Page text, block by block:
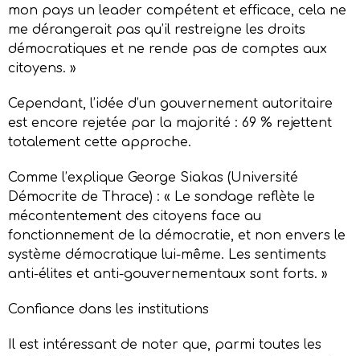
mon pays un leader compétent et efficace, cela ne
me dérangerait pas qu’il restreigne les droits
démocratiques et ne rende pas de comptes aux
citoyens. »
Cependant, l’idée d’un gouvernement autoritaire
est encore rejetée par la majorité : 69 % rejettent
totalement cette approche.
Comme l’explique George Siakas (Université
Démocrite de Thrace) : « Le sondage reflète le
mécontentement des citoyens face au
fonctionnement de la démocratie, et non envers le
système démocratique lui-même. Les sentiments
anti-élites et anti-gouvernementaux sont forts. »
Confiance dans les institutions
Il est intéressant de noter que, parmi toutes les